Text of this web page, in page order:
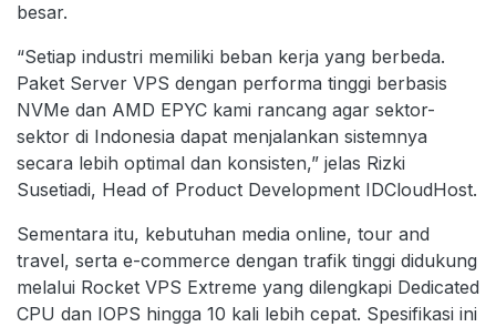
besar.
“Setiap industri memiliki beban kerja yang berbeda.
Paket Server VPS dengan performa tinggi berbasis
NVMe dan AMD EPYC kami rancang agar sektor-
sektor di Indonesia dapat menjalankan sistemnya
secara lebih optimal dan konsisten,” jelas Rizki
Susetiadi, Head of Product Development IDCloudHost.
Sementara itu, kebutuhan media online, tour and
travel, serta e-commerce dengan trafik tinggi didukung
melalui Rocket VPS Extreme yang dilengkapi Dedicated
CPU dan IOPS hingga 10 kali lebih cepat. Spesifikasi ini